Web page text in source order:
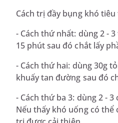
Cách trị đầy bụng khó
- Cách thứ nhất: dùng 2 -
15 phút sau đó chắt lấy
- Cách thứ hai: dùng 30g
khuấy tan đường sau đó
- Cách thứ ba 3: dùng 2 -
Nếu thấy khó uống có thể